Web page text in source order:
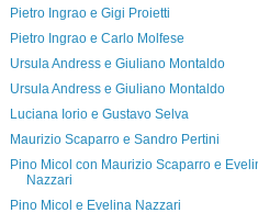
Pietro Ingrao e Gigi Proietti
Pietro Ingrao e Carlo Molfese
Ursula Andress e Giuliano Montaldo
Ursula Andress e Giuliano Montaldo
Luciana Iorio e Gustavo Selva
Maurizio Scaparro e Sandro Pertini
Pino Micol con Maurizio Scaparro e
Nazzari
Pino Micol e Evelina Nazzari